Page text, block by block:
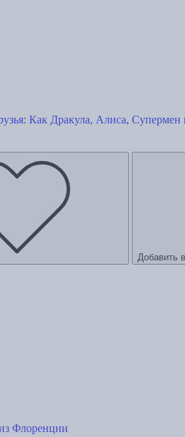
Как Дракула, Алиса,
Добавить
Флоренции